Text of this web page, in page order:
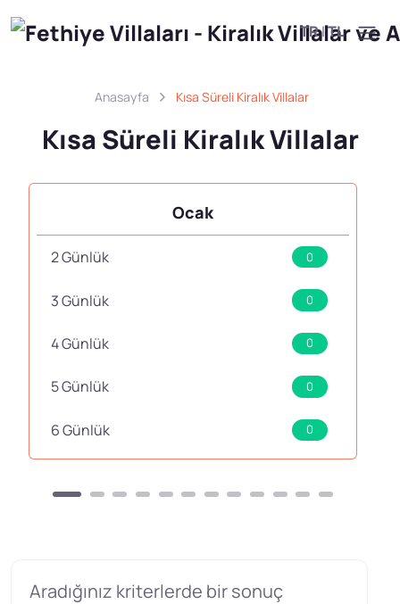
TR|TL
Anasayfa Kısa Süreli Kiralık Villalar
Kısa Süreli Kiralık Villalar
Ocak
2 Günlük 0
3 Günlük 0
4 Günlük 0
5 Günlük 0
6 Günlük 0
Aradığınız kriterlerde bir sonuç